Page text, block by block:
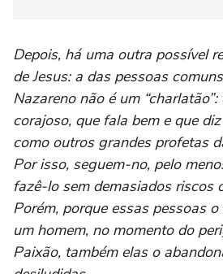
Depois, há uma outra possível
de Jesus: a das pessoas
Nazareno não é um
corajoso, que fala bem e que
como outros grandes profetas
Por isso, seguem-no, pelo
fazê-lo sem demasiados riscos
Porém, porque essas pessoas
um homem, no momento do
Paixão, também elas o